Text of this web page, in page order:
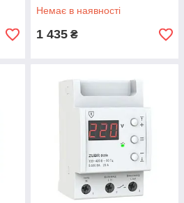
Немає в наявності
1 435 ₴